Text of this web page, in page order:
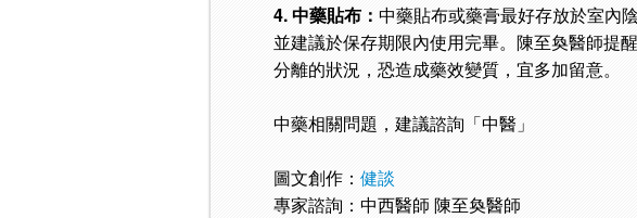
4. 中藥貼布：中藥貼布或藥膏最好存放於室內
並建議於保存期限內使用完畢。陳至奐醫師提
分離的狀況，恐造成藥效變質，宜多加留意。
中藥相關問題，建議諮詢「中醫」
圖文創作：健談
專家諮詢：中西醫師 陳至奐醫師